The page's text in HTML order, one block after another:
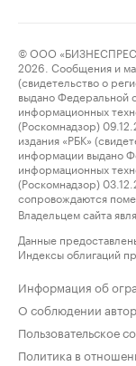
© ООО
2026. Сообщения и
(свидетельство о
выдано Федеральной
информационных
(Роскомнадзор)
издания «РБК»
информации выдано
информационных
(Роскомнадзор)
сопровождаются
Владельцем сайта
Данные
Индексы облигаций
Информация об
О соблюдении
Пользовательское
Политика в